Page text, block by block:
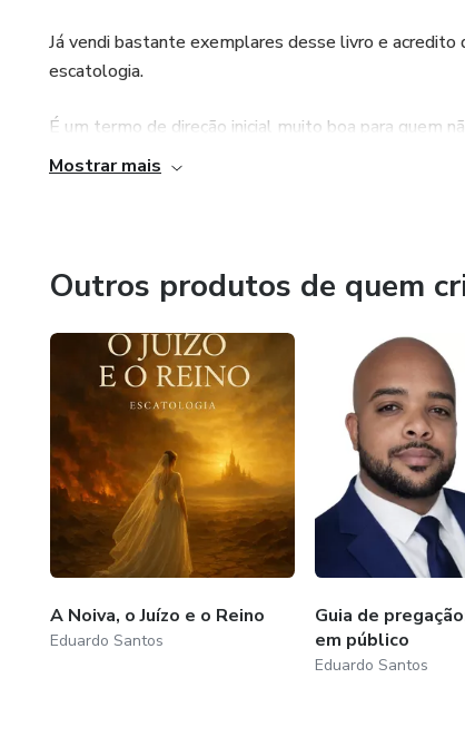
Já vendi bastante exemplares desse livro e acredito
escatologia.
É um termo de direção inicial muito boa para quem
que estão acontecendo Hoje também!!!
Estamos trabalhando para que o entendimento das
cheguem a todos.
Mostrar mais
Outros produtos de quem
A Noiva, o Juízo e o Reino
Eduardo Santos
Guia de
em público
Eduardo Santos